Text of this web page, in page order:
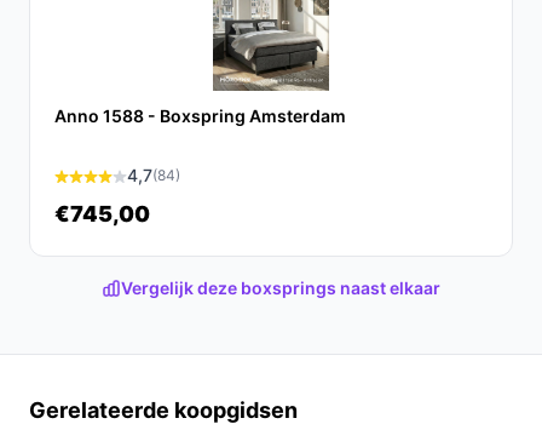
Anno 1588 - Boxspring Amsterdam
4,7(84)
€745,00
Vergelijk deze boxsprings naast elkaar
Gerelateerde koopgidsen